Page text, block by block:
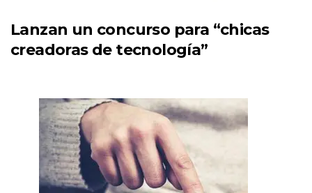
Lanzan un concurso para “chicas
creadoras de tecnología”